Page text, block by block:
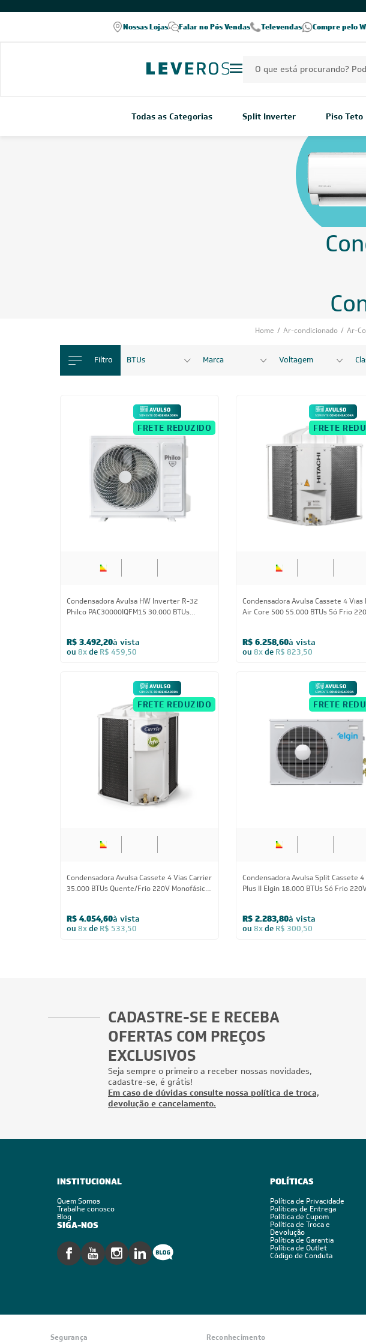
Nossas Lojas Falar no Pós Vendas Televendas Compre pelo
Excelência no RA
Excelência no Reclame Aqui
Todas as Categorias Split Inverter Piso Teto
Home / Ar-condicionado / Ar-
Filtro BTUs Marca Voltagem
FRETE REDUZIDO
Condensadora Avulsa HW Inverter R-32
Philco PAC30000IQFM15 30.000 BTUs
R$ 3.492,20à vista
ou 8xde R$ 459,50
FRETE
Condensadora Avulsa Cassete 4 Vias
Air Core 500 55.000 BTUs Só Frio
R$ 6.258,60à vista
ou 8xde R$ 823,50
FRETE REDUZIDO
Condensadora Avulsa Cassete 4 Vias Carrier
35.000 BTUs Quente/Frio 220V Monofásico
R$ 4.054,60à vista
ou 8xde R$ 533,50
FRETE
Condensadora Avulsa Split Cassete 4
Plus II Elgin 18.000 BTUs Só Frio
R$ 2.283,80à vista
ou 8xde R$ 300,50
CADASTRE-SE E RECEBA
OFERTAS COM PREÇOS
EXCLUSIVOS
Seja sempre o primeiro a receber nossas novidades,
cadastre-se, é grátis!
Em caso de dúvidas consulte nossa política de troca,
devolução e cancelamento.
INSTITUCIONAL
Quem Somos
Trabalhe conosco
Blog
SIGA-NOS
POLÍTICAS
Política de Privacidade
Políticas de Entrega
Política de Cupom
Política de Troca e
Devolução
Política de Garantia
Política de Outlet
Código de Conduta
Segurança Reconhecimento